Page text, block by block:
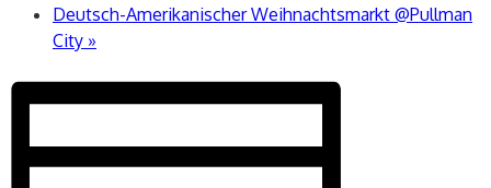
Deutsch-Amerikanischer Weihnachtsmarkt @Pullman
City »